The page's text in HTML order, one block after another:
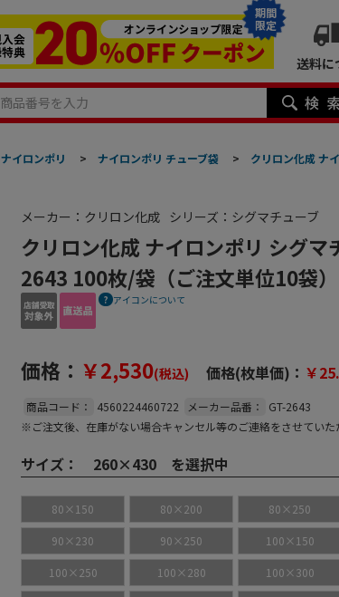
期間
限定
送料に
ナイロンポリ > ナイロンポリ チューブ袋 > クリロン化成 ナ
メーカー：クリロン化成 シリーズ：シグマチューブ
クリロン化成 ナイロンポリ シグ
2643 100枚/袋（ご注文単位10袋）
アイコンについて
価格： ￥2,530(税込) 価格(枚単価)： ￥
商品コード： 4560224460722 メーカー品番：
GT-2643
※ご注文後、在庫がない場合キャンセル等のご連絡をさせていた
サイズ： 260×430 を選択中
80×150 80×200 80×250
90×230 90×250 100×150
100×250 100×280 100×300